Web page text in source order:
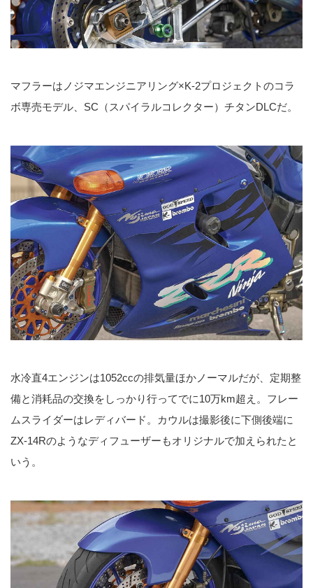
マフラーはノジマエンジニアリング×K-2プロジェクトのコラ
ボ専売モデル、SC（スパイラルコレクター）チタンDLCだ。
水冷直4エンジンは1052ccの排気量ほかノーマルだが、定期整
備と消耗品の交換をしっかり行ってでに10万km超え。フレー
ムスライダーはレディバード。カウルは撮影後に下側後端に
ZX-14Rのようなディフューザーもオリジナルで加えられたと
いう。